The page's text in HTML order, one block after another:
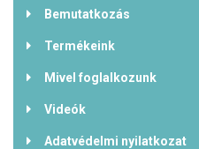
Bemutatkozás
Termékeink
Mivel foglalkozunk
Videók
Adatvédelmi nyilatkozat